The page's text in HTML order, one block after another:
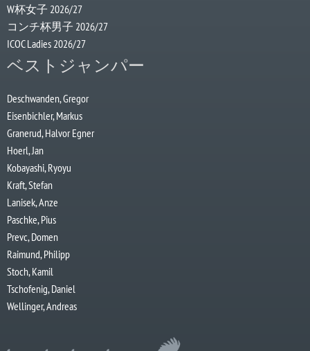
W杯女子 2026/27
コンチ杯男子 2026/27
ICOC Ladies 2026/27
ベストジャンパー
Deschwanden, Gregor
Eisenbichler, Markus
Granerud, Halvor Egner
Hoerl, Jan
Kobayashi, Ryoyu
Kraft, Stefan
Lanisek, Anze
Paschke, Pius
Prevc, Domen
Raimund, Philipp
Stoch, Kamil
Tschofenig, Daniel
Wellinger, Andreas